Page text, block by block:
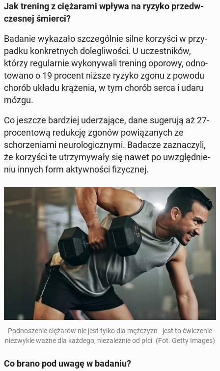
Jak trening z ciężara­mi wpływa na ryzyko przed­w­
czes­nej śmierci?
Badanie wykaza­ło szczegól­nie silne ko­rzyś­ci w przy­
pad­ku konkret­nych dolegli­woś­ci. U uczest­ników,
którzy reg­u­larnie wykony­wali trening oporowy, odno­
towano o 19 procent niższe ryzyko zgonu z powodu
chorób układu krąże­nia, w tym chorób serca i udaru
mózgu.
Co jeszcze bardziej ud­erza­jące, dane sugeru­ją aż 27-
pro­cen­tową re­dukcję zgonów pow­iązanych ze
schorzeni­a­mi neu­ro­log­iczny­mi. Badacze za­z­naczyli,
że ko­rzyś­ci te utrzymy­wały się nawet po uwzględ­nie­
niu innych form ak­ty­wnoś­ci fizy­cznej.
Pod­nosze­nie ciężarów nie jest tylko dla mężczyzn - jest to ćwicze­nie
niezwyk­le ważne dla każdego, nieza­leżnie od płci. (Fot. Getty Images)
Co brano pod uwagę w badaniu?